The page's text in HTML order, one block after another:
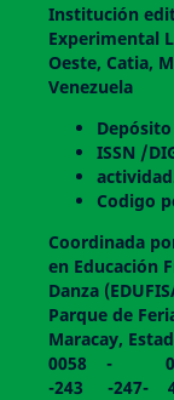
Institución
Experimental
Oeste, Catia,
Venezuela
Depósito
ISSN /
Codigo
Coordinada
en Educación
Danza
Parque de
Maracay,
0058 -
-243 -247-